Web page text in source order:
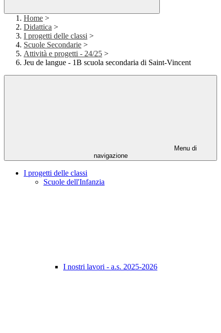
Home >
Didattica >
I progetti delle classi >
Scuole Secondarie >
Attività e progetti - 24/25 >
Jeu de langue - 1B scuola secondaria di Saint-Vincent
Menu di
navigazione
I progetti delle classi
Scuole dell'Infanzia
I nostri lavori - a.s. 2025-2026